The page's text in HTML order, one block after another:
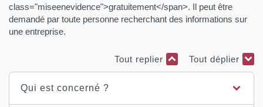
class="miseenevidence">gratuitement</span>. Il peut être
demandé par toute personne recherchant des informations sur
une entreprise.
Tout replier Tout déplier
Qui est concerné ?